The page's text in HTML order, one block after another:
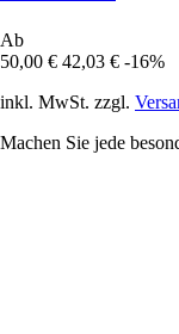
Ab
50,00 € 42,03 € -16%
inkl. MwSt. zzgl.
Machen Sie jede